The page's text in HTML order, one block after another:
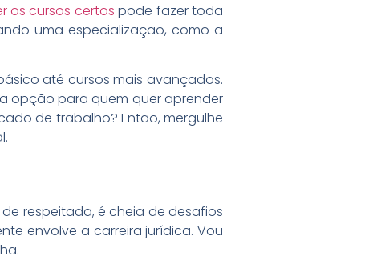
os cursos certos pode fazer toda
uma especialização, como a
até cursos mais avançados.
opção para quem quer aprender
de trabalho? Então, mergulhe
respeitada, é cheia de desafios
envolve a carreira jurídica. Vou